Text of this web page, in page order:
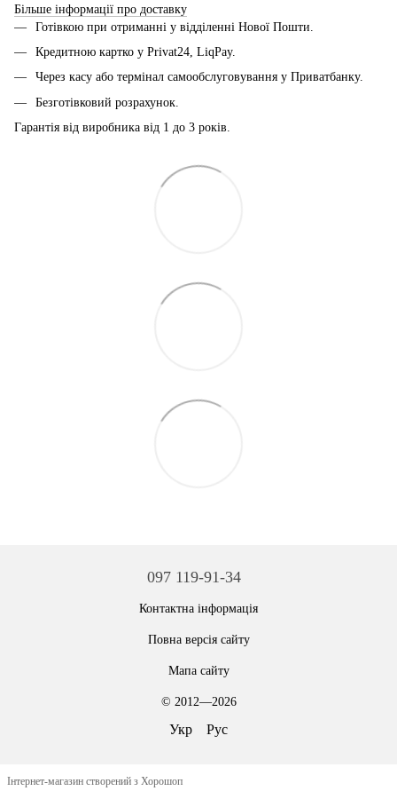
Більше інформації про доставку
Готівкою при отриманні у відділенні Нової Пошти.
Кредитною картко у Privat24, LiqPay.
Через касу або термінал самообслуговування у Приватбанку.
Безготівковий розрахунок.
Гарантія від виробника від 1 до 3 років.
097 119-91-34
Контактна інформація
Повна версія сайту
Мапа сайту
© 2012—2026
Укр Рус
Інтернет-магазин створений з Хорошоп